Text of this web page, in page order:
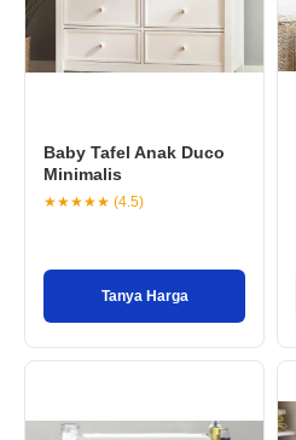
Baby Tafel Anak Duco
Minimalis
★★★★★ (4.5)
Tanya Harga